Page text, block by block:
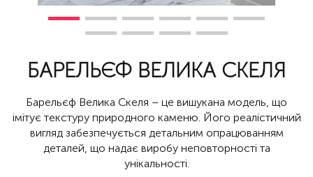
БАРЕЛЬЄФ ВЕЛИКА СКЕЛЯ
Барельєф Велика Скеля – це вишукана модель, що
імітує текстуру природного каменю. Його реалістичний
вигляд забезпечується детальним опрацюванням
деталей, що надає виробу неповторності та
унікальності.